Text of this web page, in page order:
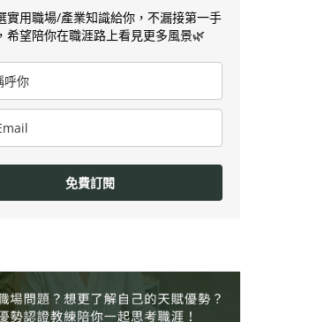
實用職場/產業知識給你，不漏接第一手
希望陪你在職涯路上看見更多風景🌿
免費訂閱